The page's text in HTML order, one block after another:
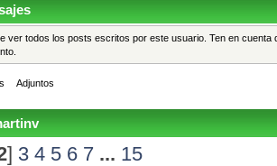
ver todos los posts escritos por este usuario. Ten en
Adjuntos
] 3 4 5 6 7 ... 15